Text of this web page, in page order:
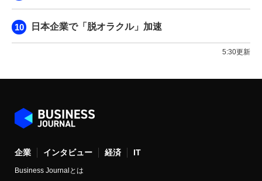
日本企業で「脱オラクル」加速
5:30更新
企業 インタビュー 経済 IT
Business Journalとは